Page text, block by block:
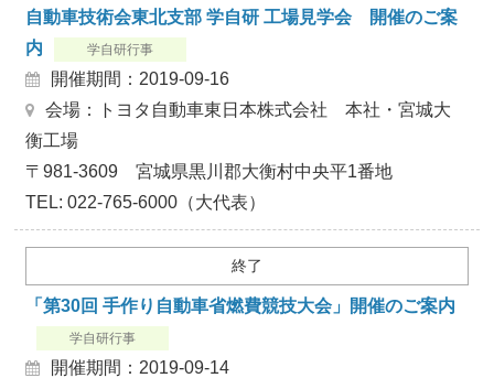
自動車技術会東北支部 学自研 工場見学会 開催のご案
内
学自研行事
開催期間：2019-09-16
会場：トヨタ自動車東日本株式会社 本社・宮城大
衡工場
〒981‐3609 宮城県黒川郡大衡村中央平1番地
TEL: 022-765-6000（大代表）
終了
「第30回 手作り自動車省燃費競技大会」開催のご案内
学自研行事
開催期間：2019-09-14